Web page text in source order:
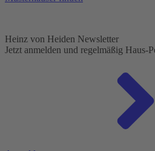
Heinz von Heiden Newsletter
Jetzt anmelden und regelmäßig Haus-